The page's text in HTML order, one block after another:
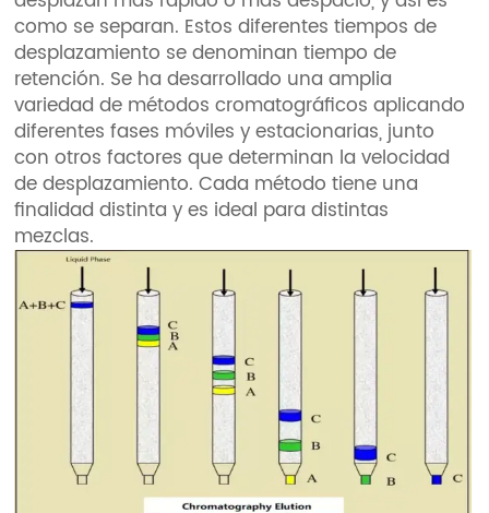
como se separan. Estos diferentes tiempos de
desplazamiento se denominan tiempo de
retención. Se ha desarrollado una amplia
variedad de métodos cromatográficos aplicando
diferentes fases móviles y estacionarias, junto
con otros factores que determinan la velocidad
de desplazamiento. Cada método tiene una
finalidad distinta y es ideal para distintas
mezclas.